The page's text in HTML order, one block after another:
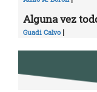
Alguna vez
Guadi Calvo |